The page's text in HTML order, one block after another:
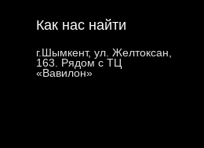
Как нас найти
г.Шымкент, ул. Желтоксан,
163. Рядом с ТЦ
«Вавилон»